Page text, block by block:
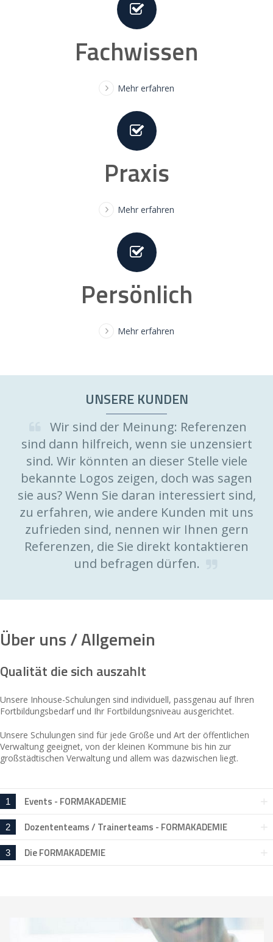
Fachwissen
Mehr erfahren
Praxis
Mehr erfahren
Persönlich
Mehr erfahren
UNSERE KUNDEN
Wir sind der Meinung: Referenzen
sind dann hilfreich, wenn sie unzensiert
sind. Wir könnten an dieser Stelle viele
bekannte Logos zeigen, doch was sagen
sie aus? Wenn Sie daran interessiert sind,
zu erfahren, wie andere Kunden mit uns
zufrieden sind, nennen wir Ihnen gern
Referenzen, die Sie direkt kontaktieren
und befragen dürfen.
Über uns / Allgemein
Qualität die sich auszahlt
Unsere Inhouse-Schulungen sind individuell, passgenau auf Ihren
Fortbildungsbedarf und Ihr Fortbildungsniveau ausgerichtet.
Unsere Schulungen sind für jede Größe und Art der öffentlichen
Verwaltung geeignet, von der kleinen Kommune bis hin zur
großstädtischen Verwaltung und allem was dazwischen liegt.
1 Events - FORMAKADEMIE
2 Dozententeams / Trainerteams - FORMAKADEMIE
3 Die FORMAKADEMIE